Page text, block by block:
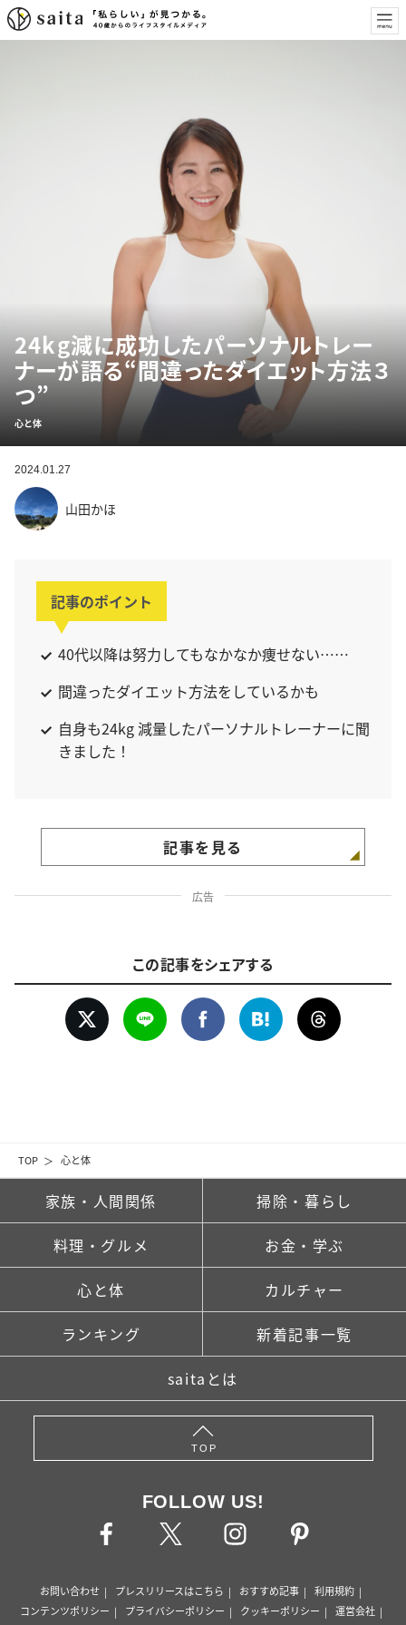
TOP 心と体
24kg減に成功したパーソナルトレー
ナーが語る“間違ったダイエット方法３
つ”
心と体
2024.01.27
山田かほ
記事のポイント
40代以降は努力してもなかなか痩せない……
間違ったダイエット方法をしているかも
自身も24kg 減量したパーソナルトレーナーに聞
きました！
記事を見る
広告
この記事をシェアする
家族・人間関係 掃除・暮らし
料理・グルメ お金・学ぶ
心と体 カルチャー
ランキング 新着記事一覧
saitaとは
TOP
FOLLOW US!
お問い合わせ プレスリリースはこちら おすすめ記事
利用規約
コンテンツポリシー
プライバシーポリシー クッキーポリシー
運営会社